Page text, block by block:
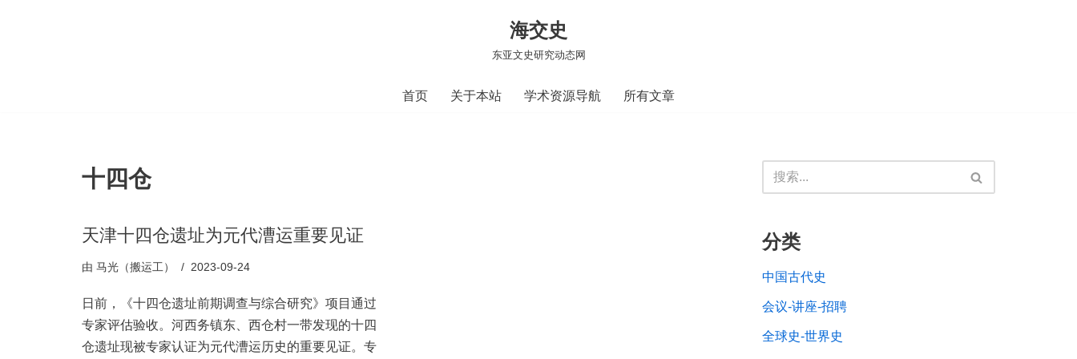
海交史
东亚文史研究动态网
首页 关于本站 学术资源导航 所有文章
十四仓
天津十四仓遗址为元代漕运重要见证
由 马光（搬运工） 2023-09-24
日前，《十四仓遗址前期调查与综合研究》项目通过
专家评估验收。河西务镇东、西仓村一带发现的十四
仓遗址现被专家认证为元代漕运历史的重要见证。专
分类
中国古代史
会议-讲座-招聘
全球史-世界史